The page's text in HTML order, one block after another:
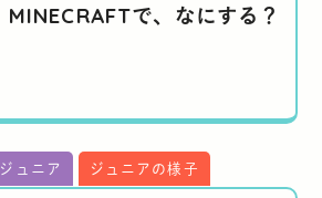
MINECRAFTで、なにする？
ジュニア ジュニアの様子